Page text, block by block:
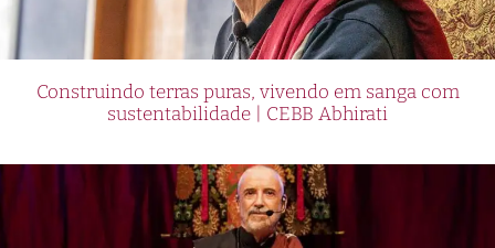
Construindo terras puras, vivendo em sanga com
sustentabilidade | CEBB Abhirati